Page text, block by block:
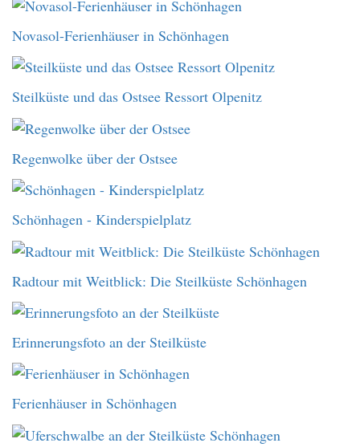
Novasol-Ferienhäuser in Schönhagen
Steilküste und das Ostsee Ressort Olpenitz
Regenwolke über der Ostsee
Schönhagen - Kinderspielplatz
Radtour mit Weitblick: Die Steilküste Schönhagen
Erinnerungsfoto an der Steilküste
Ferienhäuser in Schönhagen